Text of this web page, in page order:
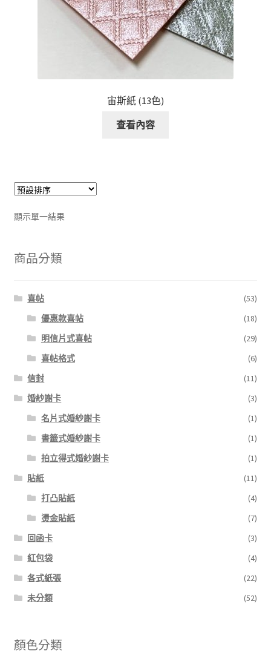
宙斯紙 (13色)
查看內容
顯示單一結果
商品分類
喜帖
(53)
優惠款喜帖
(18)
明信片式喜帖
(29)
喜帖格式
(6)
信封
(11)
婚紗謝卡
(3)
名片式婚紗謝卡
(1)
書籤式婚紗謝卡
(1)
拍立得式婚紗謝卡
(1)
貼紙
(11)
打凸貼紙
(4)
燙金貼紙
(7)
回函卡
(3)
紅包袋
(4)
各式紙張
(22)
未分類
(52)
顏色分類